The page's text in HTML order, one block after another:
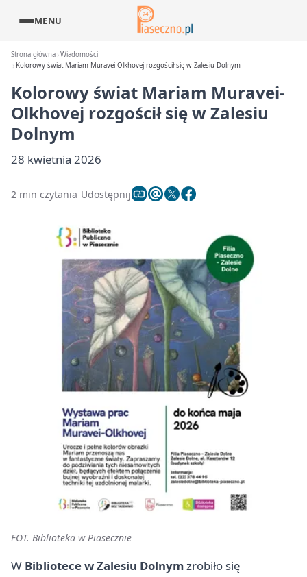
MENU
Strona główna Wiadomości
Kolorowy świat Mariam Muravei-Olkhovej rozgościł się w Zalesiu Dolnym
Kolorowy świat Mariam Muravei-
Olkhovej rozgościł się w Zalesiu
Dolnym
28 kwietnia 2026
2 min czytania Udostępnij
FOT. Biblioteka w Piasecznie
W Bibliotece w Zalesiu Dolnymzrobiło się